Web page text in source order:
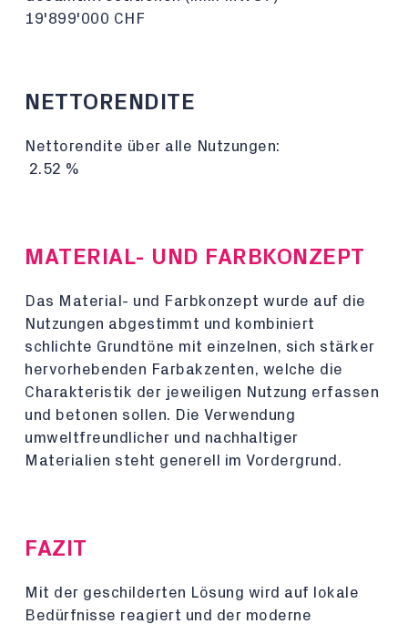
19'899'000 CHF
NETTORENDITE
Nettorendite über alle Nutzungen:
2.52 %
MATERIAL- UND FARBKONZEPT
Das Material- und Farbkonzept wurde auf die
Nutzungen abgestimmt und kombiniert
schlichte Grundtöne mit einzelnen, sich stärker
hervorhebenden Farbakzenten, welche die
Charakteristik der jeweiligen Nutzung erfassen
und betonen sollen. Die Verwendung
umweltfreundlicher und nachhaltiger
Materialien steht generell im Vordergrund.
FAZIT
Mit der geschilderten Lösung wird auf lokale
Bedürfnisse reagiert und der moderne